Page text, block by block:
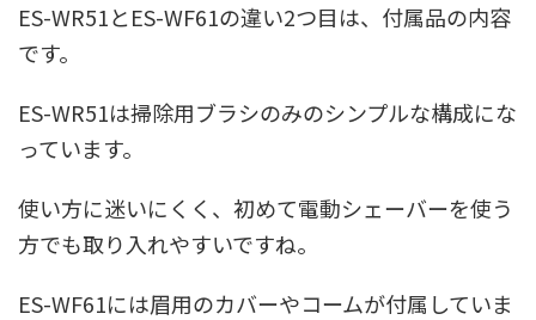
ES-WR51とES-WF61の違い2つ目は、付属品の内容
です。
ES-WR51は掃除用ブラシのみのシンプルな構成にな
っています。
使い方に迷いにくく、初めて電動シェーバーを使う
方でも取り入れやすいですね。
ES-WF61には眉用のカバーやコームが付属していま